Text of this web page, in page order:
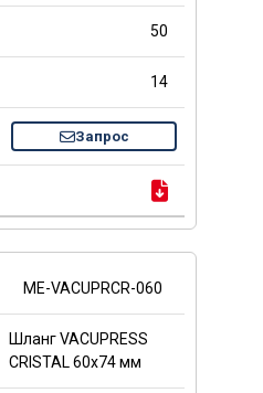
50
14
Запрос
ME-VACUPRCR-060
Шланг VACUPRESS
CRISTAL 60x74 мм